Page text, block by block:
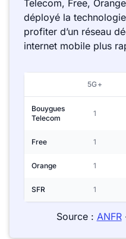
Telecom, Free,
déployé la
profiter d’un réseau
internet mobile plus
5G+
Bouygues
Telecom
1
Free 1
Orange 1
SFR 1
Source : ANFR